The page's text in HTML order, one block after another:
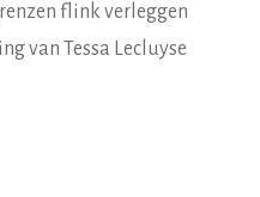
flink verleggen
van Tessa Lecluyse